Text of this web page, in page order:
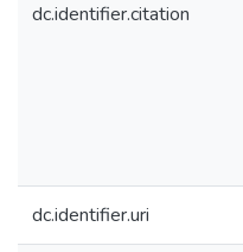
dc.identifier.citation
dc.identifier.uri